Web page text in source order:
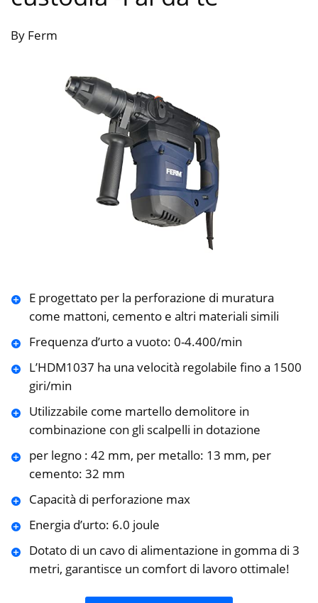
By Ferm
E progettato per la perforazione di muratura
come mattoni, cemento e altri materiali simili
Frequenza d’urto a vuoto: 0-4.400/min
L’HDM1037 ha una velocità regolabile fino a 1500
giri/min
Utilizzabile come martello demolitore in
combinazione con gli scalpelli in dotazione
per legno : 42 mm, per metallo: 13 mm, per
cemento: 32 mm
Capacità di perforazione max
Energia d’urto: 6.0 joule
Dotato di un cavo di alimentazione in gomma di 3
metri, garantisce un comfort di lavoro ottimale!